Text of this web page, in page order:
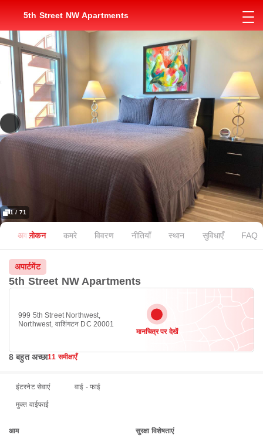
5th Street NW Apartments
1 / 71
अवलोकन कमरे विवरण नीतियाँ स्थान सुविधाएँ FAQ
अपार्टमेंट
5th Street NW Apartments
999 5th Street Northwest,
Northwest, वाशिंगटन DC 20001
मानचित्र पर देखें
8 बहुत अच्छा11 समीक्षाएँ
इंटरनेट सेवाएं वाई - फाई
मुक्त वाईफाई
आम
सुरक्षा विशेषताएं